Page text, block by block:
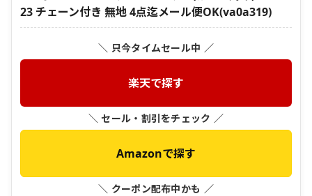
23 チェーン付き 無地 4点迄メール便OK(va0a319)
＼ 只今タイムセール中 ／
楽天で探す
＼ セール・割引をチェック ／
Amazonで探す
＼ クーポン配布中かも ／